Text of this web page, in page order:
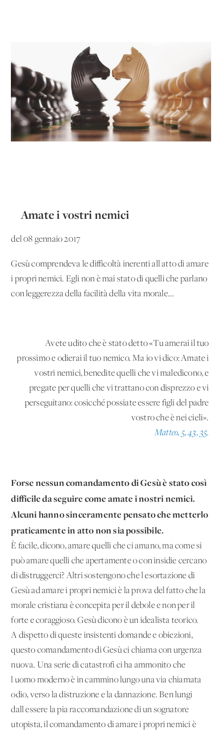
Amate i vostri nemici
del 08 gennaio 2017
Gesù comprendeva le difficoltà inerenti all'atto di amare
i propri nemici. Egli non è mai stato di quelli che parlano
con leggerezza della facilità della vita morale...
Avete udito che è stato detto «Tu amerai il tuo
prossimo e odierai il tuo nemico. Ma io vi dico: Amate i
vostri nemici, benedite quelli che vi maledicono, e
pregate per quelli che vi trattano con disprezzo e vi
perseguitano: cosicché possiate essere figli del padre
vostro che è nei cieli».
Matteo, 5, 43, 35.
Forse nessun comandamento di Gesù è stato così
difficile da seguire come amate i nostri nemici.
Alcuni hanno sinceramente pensato che metterlo
praticamente in atto non sia possibile.
È facile, dicono, amare quelli che ci amano, ma come si
può amare quelli che apertamente o con insidie cercano
di distruggerci? Altri sostengono che l'esortazione di
Gesù ad amare i propri nemici è la prova del fatto che la
morale cristiana è concepita per il debole e non per il
forte e coraggioso. Gesù dicono è un idealista teorico.
A dispetto di queste insistenti domande e obiezioni,
questo comandamento di Gesù ci chiama con urgenza
nuova. Una serie di catastrofi ci ha ammonito che
l'uomo moderno è in cammino lungo una via chiamata
odio, verso la distruzione e la dannazione. Ben lungi
dall'essere la pia raccomandazione di un sognatore
utopista, il comandamento di amare i propri nemici è